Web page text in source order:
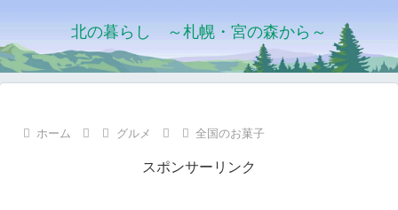
北の暮らし ～札幌・宮の森から～
ホーム グルメ 全国のお菓子
スポンサーリンク